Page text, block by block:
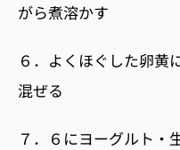
がら煮溶かす
６．よくほぐした卵黄
混ぜる
７．６にヨーグルト・